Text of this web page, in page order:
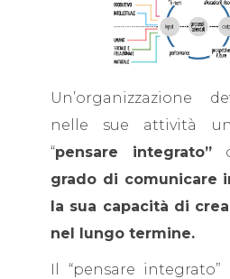
Un’organizzazione
nelle sue attività
“pensare integrato”
grado di comunicare
la sua capacità di
nel lungo termine.
Il “pensare